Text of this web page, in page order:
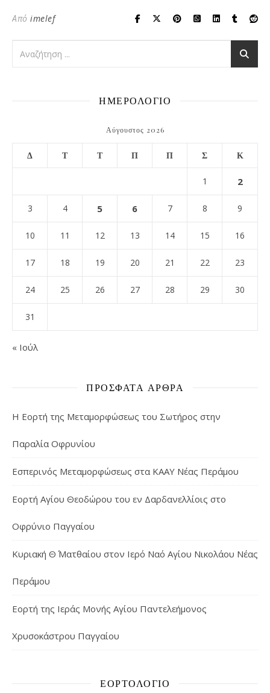
Από imelef
ΗΜΕΡΟΛΟΓΙΟ
Αύγουστος 2026
Δ Τ Τ Π Π Σ Κ
1 2
3 4 5 6 7 8 9
10 11 12 13 14 15 16
17 18 19 20 21 22 23
24 25 26 27 28 29 30
31
« Ιούλ
ΠΡΌΣΦΑΤΑ ΆΡΘΡΑ
Η Εορτή της Μεταμορφώσεως του Σωτήρος στην
Παραλία Οφρυνίου
Εσπερινός Μεταμορφώσεως στα ΚΑΑΥ Νέας Περάμου
Εορτή Αγίου Θεοδώρου του εν Δαρδανελλίοις στο
Οφρύνιο Παγγαίου
Κυριακή Θ΄ Ματθαίου στον Ιερό Ναό Αγίου Νικολάου Νέας
Περάμου
Εορτή της Ιεράς Μονής Αγίου Παντελεήμονος
Χρυσοκάστρου Παγγαίου
ΕΟΡΤΟΛΌΓΙΟ